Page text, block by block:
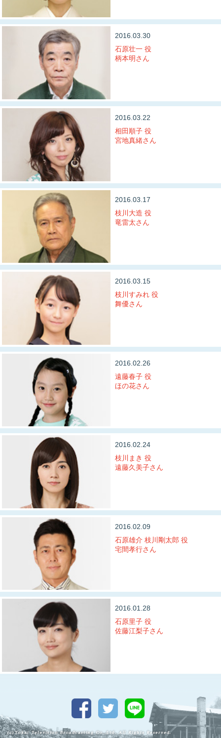
2016.03.30
石原壮一 役
柄本明さん
2016.03.22
相田順子 役
宮地真緒さん
2016.03.17
枝川大造 役
竜雷太さん
2016.03.15
枝川すみれ 役
舞優さん
2016.02.26
遠藤春子 役
ほの花さん
2016.02.24
枝川まき 役
遠藤久美子さん
2016.02.09
石原雄介 枝川剛太郎 役
宅間孝行さん
2016.01.28
石原里子 役
佐藤江梨子さん